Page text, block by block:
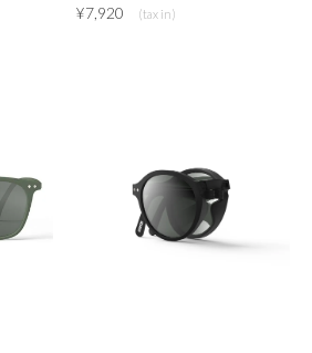
¥7,920